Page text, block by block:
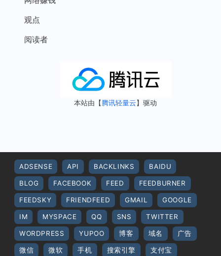
观点
阅读者
本站由【腾讯轻量云】驱动
ADSENSE API BACKLINKS BAIDU
BLOG FACEBOOK FEED FEEDBURNER
FEEDSKY FRIENDFEED GMAIL GOOGLE
IM MYSPACE QQ SNS TWITTER
WORDPRESS YUPOO 博客 域名 广告
微信 微软 手机 搜索引擎 支付宝